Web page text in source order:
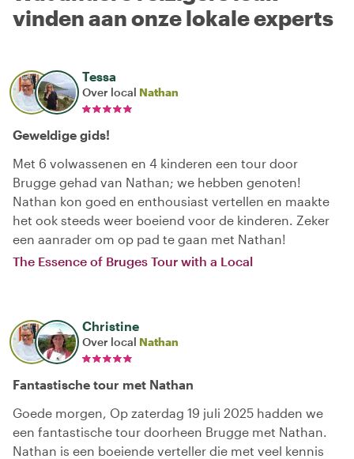
vinden aan onze lokale experts
Tessa
Over local Nathan
Geweldige gids!
Met 6 volwassenen en 4 kinderen een tour door
Brugge gehad van Nathan; we hebben genoten!
Nathan kon goed en enthousiast vertellen en maakte
het ook steeds weer boeiend voor de kinderen. Zeker
een aanrader om op pad te gaan met Nathan!
The Essence of Bruges Tour with a Local
Christine
Over local Nathan
Fantastische tour met Nathan
Goede morgen, Op zaterdag 19 juli 2025 hadden we
een fantastische tour doorheen Brugge met Nathan.
Nathan is een boeiende verteller die met veel kennis